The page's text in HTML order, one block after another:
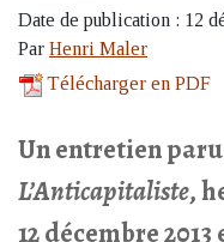
Date de publication : 12
Par Henri Maler
Télécharger en PDF
Un entretien paru
L’Anticapitaliste,
12 décembre